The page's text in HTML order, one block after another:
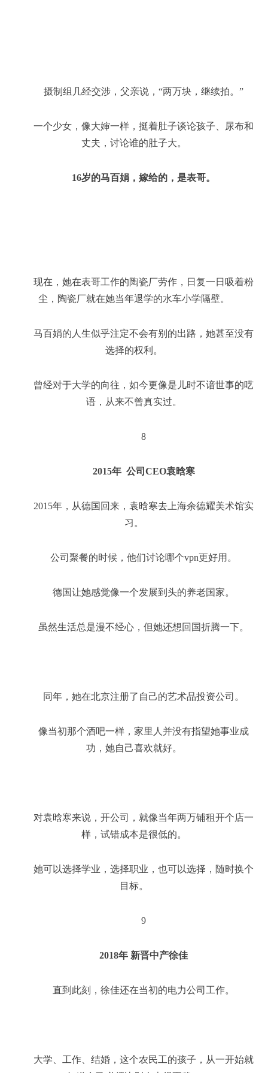
摄制组几经交涉，父亲说，“两万块，继续拍。”
一个少女，像大婶一样，挺着肚子谈论孩子、尿布和
丈夫，讨论谁的肚子大。
16岁的马百娟，嫁给的，是表哥。
现在，她在表哥工作的陶瓷厂劳作，日复一日吸着粉
尘，陶瓷厂就在她当年退学的水车小学隔壁。
马百娟的人生似乎注定不会有别的出路，她甚至没有
选择的权利。
曾经对于大学的向往，如今更像是儿时不谙世事的呓
语，从来不曾真实过。
8
2015年 公司CEO袁晗寒
2015年，从德国回来，袁晗寒去上海余德耀美术馆实
习。
公司聚餐的时候，他们讨论哪个vpn更好用。
德国让她感觉像一个发展到头的养老国家。
虽然生活总是漫不经心，但她还想回国折腾一下。
同年，她在北京注册了自己的艺术品投资公司。
像当初那个酒吧一样，家里人并没有指望她事业成
功，她自己喜欢就好。
对袁晗寒来说，开公司，就像当年两万铺租开个店一
样，试错成本是很低的。
她可以选择学业，选择职业，也可以选择，随时换个
目标。
9
2018年 新晋中产徐佳
直到此刻，徐佳还在当初的电力公司工作。
大学、工作、结婚，这个农民工的孩子，从一开始就